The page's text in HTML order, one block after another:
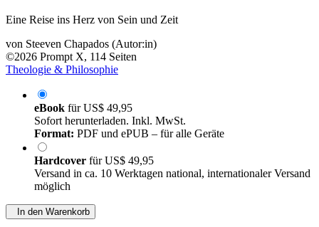
Eine Reise ins Herz von Sein und Zeit
von Steeven Chapados (Autor:in)
©2026 Prompt X, 114 Seiten
Theologie & Philosophie
eBook fürUS$ 49,95
Sofort herunterladen. Inkl. MwSt.
Format: PDF und ePUB – für alle Geräte
Hardcover fürUS$ 49,95
Versand in ca. 10 Werktagen national, internationaler Versand
möglich
In den Warenkorb